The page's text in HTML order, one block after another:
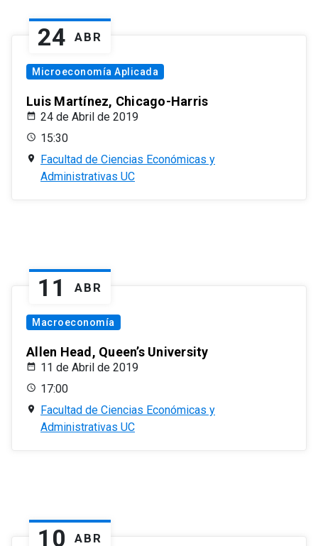
24 ABR
Microeconomía Aplicada
Luis Martínez, Chicago-Harris
24 de Abril de 2019
15:30
Facultad de Ciencias Económicas y
Administrativas UC
11 ABR
Macroeconomía
Allen Head, Queen’s University
11 de Abril de 2019
17:00
Facultad de Ciencias Económicas y
Administrativas UC
10 ABR